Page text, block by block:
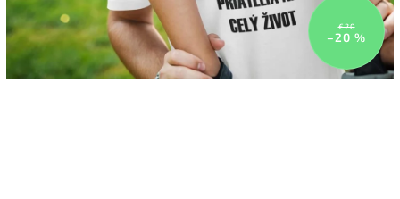
€20
–20 %